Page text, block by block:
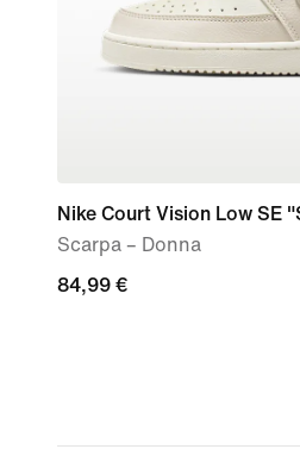
Nike Court Vision Low SE
Scarpa – Donna
84,99
84,99 €